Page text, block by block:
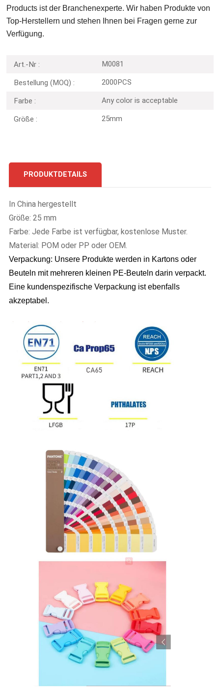
Products ist der Branchenexperte. Wir haben Produkte von
Top-Herstellern und stehen Ihnen bei Fragen gerne zur
Verfügung.
Art.-Nr : M0081
Bestellung (MOQ) : 2000PCS
Farbe : Any color is acceptable
Größe : 25mm
PRODUKTDETAILS
In China hergestellt
Größe: 25 mm
Farbe: Jede Farbe ist verfügbar, kostenlose Muster.
Material: POM oder PP oder OEM.
Verpackung: Unsere Produkte werden in Kartons oder
Beuteln mit mehreren kleinen PE-Beuteln darin verpackt.
Eine kundenspezifische Verpackung ist ebenfalls
akzeptabel.